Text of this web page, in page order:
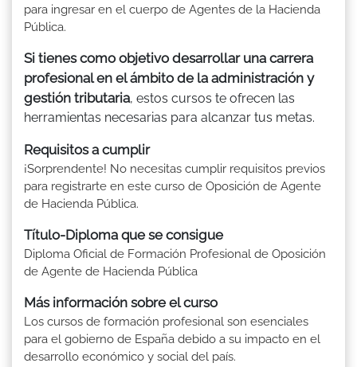
para ingresar en el cuerpo de Agentes de la Hacienda
Pública.
Si tienes como objetivo desarrollar una carrera
profesional en el ámbito de la administración y
gestión tributaria, estos cursos te ofrecen las
herramientas necesarias para alcanzar tus metas.
Requisitos a cumplir
¡Sorprendente! No necesitas cumplir requisitos previos
para registrarte en este curso de Oposición de Agente
de Hacienda Pública.
Título-Diploma que se consigue
Diploma Oficial de Formación Profesional de Oposición
de Agente de Hacienda Pública
Más información sobre el curso
Los cursos de formación profesional son esenciales
para el gobierno de España debido a su impacto en el
desarrollo económico y social del país.